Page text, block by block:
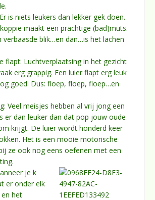
is niets leukers dan lekker gek doen.
maakt een prachtige (bad)muts.
verbaasde blik…en dan…is het lachen
flapt: Luchtverplaatsing in het gezicht
erg grappig. Een luier flapt erg leuk
goed. Dus: floep, floep, floep…en
Veel meisjes hebben al vrij jong een
er dan leuker dan dat pop jouw oude
krijgt. De luier wordt honderd keer
Het is een mooie motorische
ze ook nog eens oefenen met een
je k
er onder elk
het